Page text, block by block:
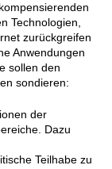
Technologien,
zurückgreifen
Anwendungen
sollen den
sondieren:
der
Dazu
Teilhabe zu